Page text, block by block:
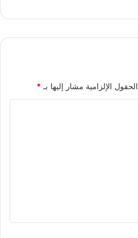
الحقول الإلزامية مشار إليها بـ*